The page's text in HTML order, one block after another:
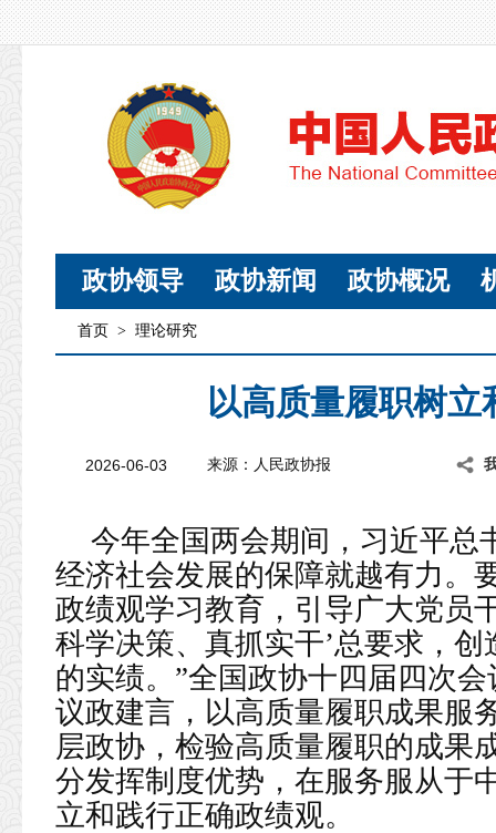
政协领导 政协新闻 政协概况
首页 > 理论研究
以高质量履职树立
2026-06-03 来源：人民政协报
今年全国两会期间，习近平总
经济社会发展的保障就越有力。
政绩观学习教育，引导广大党员
科学决策、真抓实干’总要求，
的实绩。”全国政协十四届四次
议政建言，以高质量履职成果服
层政协，检验高质量履职的成果
分发挥制度优势，在服务服从于
立和践行正确政绩观。